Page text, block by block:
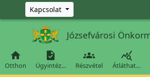
Ugrás a fő tartalomra
Kapcsolat
Józsefvárosi

Otthon

Ügyintéz…

Részvétel

Átláthat…